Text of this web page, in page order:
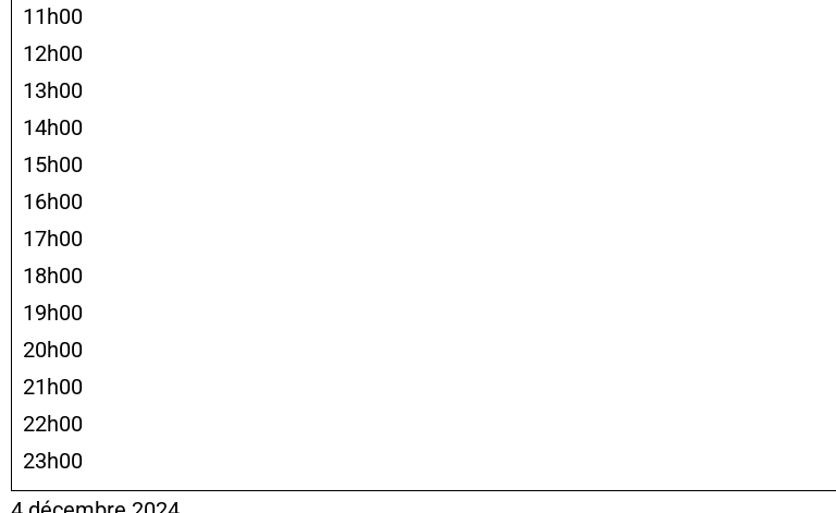
11h00
12h00
13h00
14h00
15h00
16h00
17h00
18h00
19h00
20h00
21h00
22h00
23h00